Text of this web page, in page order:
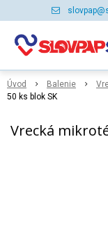
Úvod Balenie
50 ks blok SK
Vrecká